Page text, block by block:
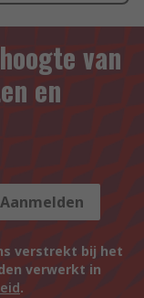
van
en
Aanmelden
verstrekt bij het
verwerkt in
.